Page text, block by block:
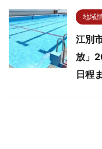
地域
江別
放」
日程